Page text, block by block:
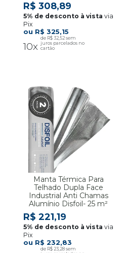
R$ 325,15
10x
R$ 32,52
R$ 308,89
via
Pix
Manta Térmica Para
Telhado Dupla Face
Industrial Anti Chamas
Alumínio Disfoil- 25 m²
R$ 232,83
R$ 23,28
R$ 221,19
via
Pix